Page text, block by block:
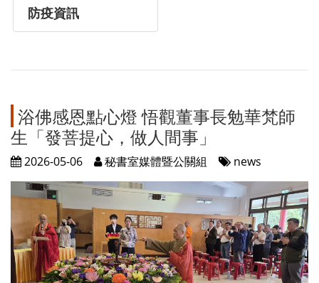
防疫資訊
浴佛感恩點心燈 悟觀董事長勉華梵師
生「發菩提心，做人間事」
2026-05-06 秘書室媒體暨公關組 news